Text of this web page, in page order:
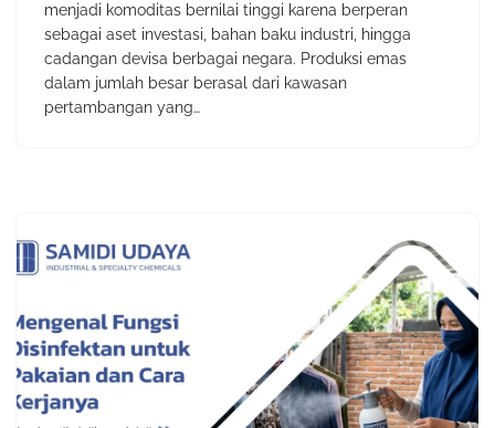
menjadi komoditas bernilai tinggi karena berperan
sebagai aset investasi, bahan baku industri, hingga
cadangan devisa berbagai negara. Produksi emas
dalam jumlah besar berasal dari kawasan
pertambangan yang…